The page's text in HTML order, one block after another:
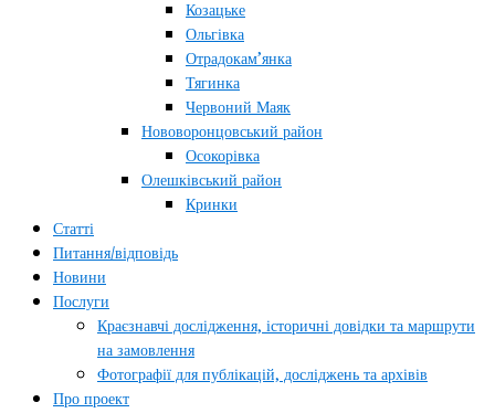
Козацьке
Ольгівка
Отрадокам’янка
Тягинка
Червоний Маяк
Нововоронцовський район
Осокорівка
Олешківський район
Кринки
Статті
Питання/відповідь
Новини
Послуги
Краєзнавчі дослідження, історичні довідки та маршрути
на замовлення
Фотографії для публікацій, досліджень та архівів
Про проект